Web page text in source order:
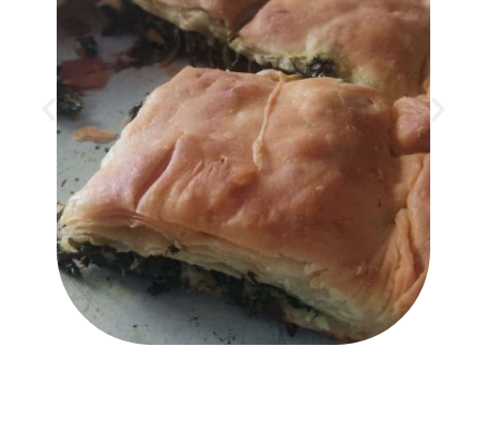
סיור בסלוניקי בעברית נחשב למעניין
ומקיף. הוא כולל את כל האתרים
החשובים אותם חייבים לראות. בין היתר
המגדל הלבן, כנסיית אגיה סופיה, מספר
מוזיאונים, שווקים, העיר העליונה, הכיכר
המרכזית, המזח, הטיילת שלצידו ועוד.
כמו כן, ניתן לעשות סיור בעקבות יהדות
סלוניקי ולבקר בקהילה היהודית
שנפגעה קשות בשואה. ניתן לראות את
בית הכנסת היפה, את המוזיאון הקרוב
אליו ועוד. לצד כל אלו ישתלבו במסלול
גם בילויים מהנים. כך בטברנות עם
מוסיקה יוונית אותנטית, במסעדות בהם
מוגש אוכל מקומי ועוד. במסגרת ימים או
חצאי ימים חופשיים ניתן לבלות בחופי
ים, בפארק מים או פארק שעשועים
וכדומה. הטיול עצמו מתאים לזוגות,